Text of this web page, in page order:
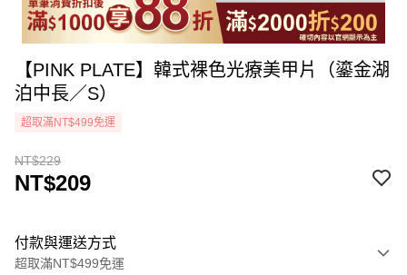
【PINK PLATE】韓式裸色光療美甲片（鎏金湖
泊中長／S）
超取滿NT$499免運
NT$229
NT$209
付款與運送方式
超取滿NT$499免運